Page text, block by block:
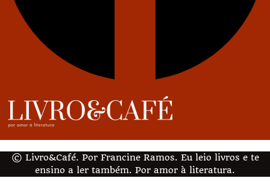
© Livro&Café. Por Francine Ramos. Eu leio livros e te
ensino a ler também. Por amor à literatura.